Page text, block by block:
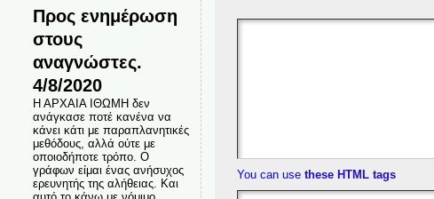
Προς ενημέρωση
στους
αναγνώστες.
4/8/2020
Η ΑΡΧΑΙΑ ΙΘΩΜΗ δεν
ανάγκασε ποτέ κανένα να
κάνει κάτι με παραπλανητικές
μεθόδους, αλλά ούτε με
οποιοδήποτε τρόπο. Ο
γράφων είμαι ένας ανήσυχος
ερευνητής της αλήθειας. Και
You can use these HTML tags